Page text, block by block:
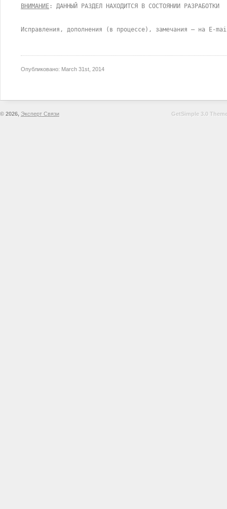
ВНИМАНИЕ : ДАННЫЙ РАЗДЕЛ НАХОДИТСЯ В СОСТОЯНИИ РАЗРАБОТКИ
Исправления, дополнения (в процессе), замечания – на
Опубликовано: March 31st, 2014
© 2026, Эксперт Связи GetSimple 3.0